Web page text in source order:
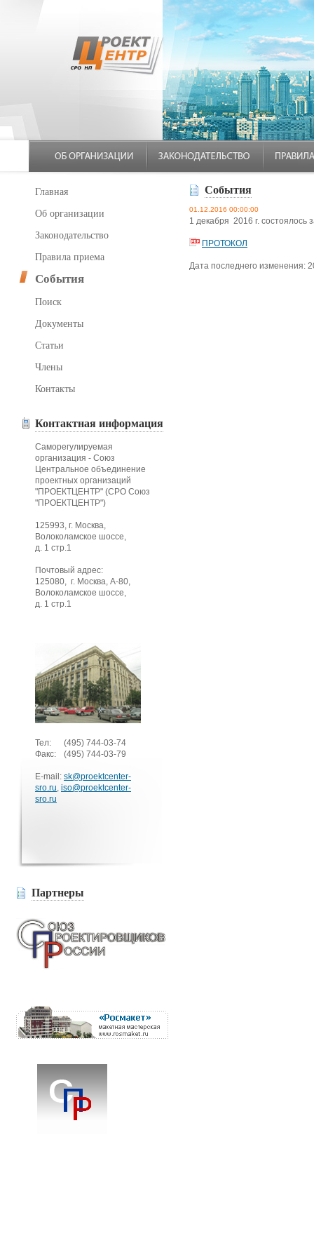
Главная
Об организации
Законодательство
Правила приема
События
Поиск
Документы
Статьи
Члены
Контакты
Контактная информация
Саморегулируемая
организация - Союз
Центральное объединение
проектных организаций
"ПРОЕКТЦЕНТР" (СРО Союз
"ПРОЕКТЦЕНТР")
125993, г. Москва,
Волоколамское шоссе,
д. 1 стр.1
Почтовый адрес:
125080, г. Москва, А-80,
Волоколамское шоссе,
д. 1 стр.1
Тел: (495) 744-03-74
Факс:
(495) 744-03-79
E-mail: sk@proektcenter-
sro.ru, iso@proektcenter-
sro.ru
Партнеры
События
01.12.2016 00:00:00
1 декабря 2016 г.
ПРОТОКОЛ
Дата последнего изменения: